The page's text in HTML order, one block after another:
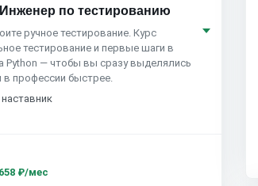
по тестированию
ручное тестирование. Курс
тестирование и первые шаги в
Python — чтобы вы сразу выделялись
в профессии быстрее.
₽/мес